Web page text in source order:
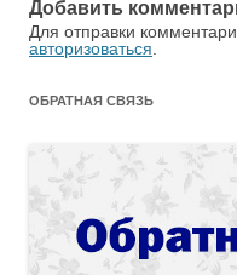
Добавить
Для отправки
авторизоваться
ОБРАТНАЯ СВЯЗЬ